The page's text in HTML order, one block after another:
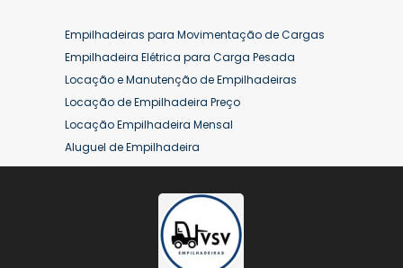
Empilhadeiras para Movimentação de Cargas
Empilhadeira Elétrica para Carga Pesada
Locação e Manutenção de Empilhadeiras
Locação de Empilhadeira Preço
Locação Empilhadeira Mensal
Aluguel de Empilhadeira
Aluguel de Empilhadeira a Combustão
Aluguel de Empilhadeira Diária Valor
Aluguel de Empilhadeira Elétrica
Aluguel de Empilhadeira Elétrica Preço
Aluguel de Empilhadeira Mensal